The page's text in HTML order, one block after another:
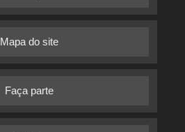
Mapa do site
Faça parte